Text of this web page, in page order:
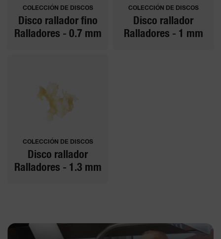
COLECCIÓN DE DISCOS
Disco rallador fino
Ralladores - 0.7 mm
COLECCIÓN DE DISCOS
Disco rallador
Ralladores - 1 mm
COLECCIÓN DE DISCOS
Disco rallador
Ralladores - 1.3 mm